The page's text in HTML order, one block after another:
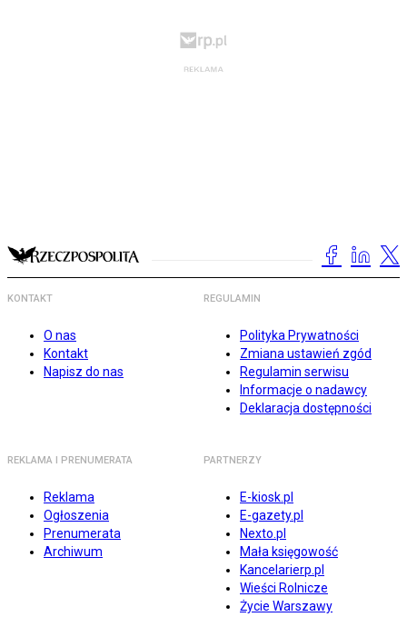
KONTAKT
O nas
Kontakt
Napisz do nas
REGULAMIN
Polityka Prywatności
Zmiana ustawień zgód
Regulamin serwisu
Informacje o nadawcy
Deklaracja dostępności
REKLAMA I PRENUMERATA
Reklama
Ogłoszenia
Prenumerata
Archiwum
PARTNERZY
E-kiosk.pl
E-gazety.pl
Nexto.pl
Mała księgowość
Kancelarierp.pl
Wieści Rolnicze
Życie Warszawy